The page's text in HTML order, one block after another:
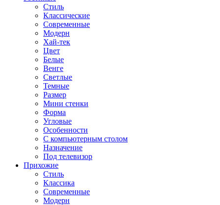
Стиль
Классические
Современные
Модерн
Хай-тек
Цвет
Белые
Венге
Светлые
Темные
Размер
Мини стенки
Форма
Угловые
Особенности
С компьютерным столом
Назначение
Под телевизор
Прихожие
Стиль
Классика
Современные
Модерн